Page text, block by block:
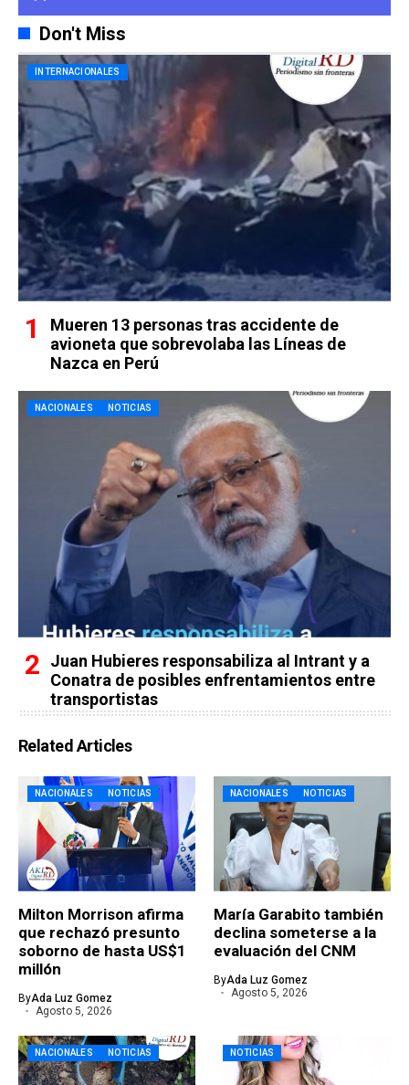
Don't Miss
INTERNACIONALES
Mueren 13 personas tras accidente de
avioneta que sobrevolaba las Líneas de
Nazca en Perú
NACIONALES NOTICIAS
Juan Hubieres responsabiliza al Intrant y a
Conatra de posibles enfrentamientos entre
transportistas
Related Articles
NACIONALES NOTICIAS
Milton Morrison afirma
que rechazó presunto
soborno de hasta US$1
millón
ByAda Luz Gomez
Agosto 5, 2026
NACIONALES NOTICIAS
María Garabito también
declina someterse a la
evaluación del CNM
ByAda Luz Gomez
Agosto 5, 2026
NACIONALES NOTICIAS NOTICIAS